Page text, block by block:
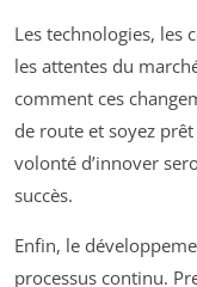
Les technologies, les
les attentes du
comment ces
de route et soyez
volonté d’innover
succès.
Enfin, le
processus continu.